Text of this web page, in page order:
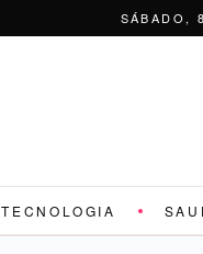
SÁBADO,
TECNOLOGIA